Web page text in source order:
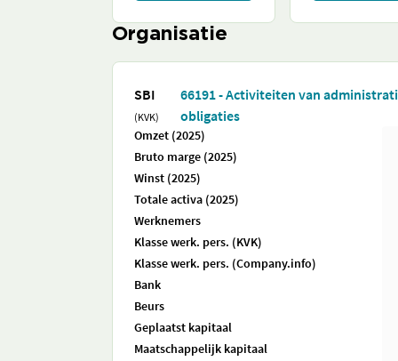
Organisatie
SBI
(KVK)
66191 - Activiteiten van
obligaties
Omzet (2025)
Bruto marge (2025)
Winst (2025)
Totale activa (2025)
Werknemers
Klasse werk. pers. (KVK)
Klasse werk. pers. (Company.info)
Bank
Beurs
Geplaatst kapitaal
Maatschappelijk kapitaal